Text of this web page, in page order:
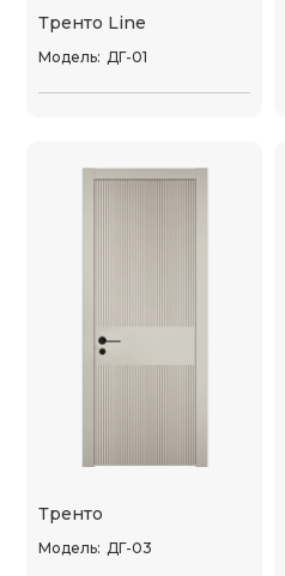
Тренто Line
Модель: ДГ-01
Тренто
Модель: ДГ-03